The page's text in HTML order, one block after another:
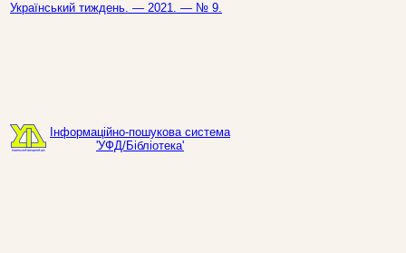
Український тиждень. — 2021. — № 9.
Інформаційно-пошукова система
'УФД/Бібліотека'